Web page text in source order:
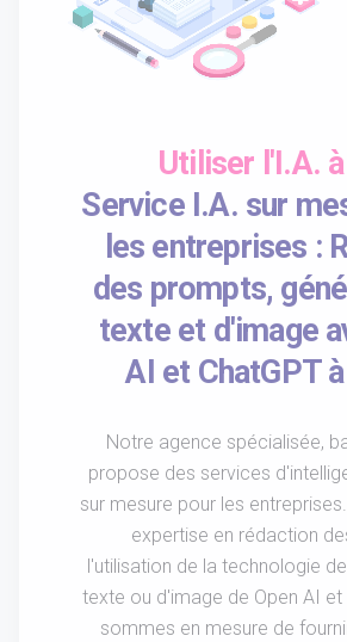
Utiliser l'I.A.
Service I.A. sur
les entreprises :
des prompts,
texte et d'image
AI et ChatGPT
Notre agence spécialisée,
propose des services
sur mesure pour les
expertise en rédaction
l'utilisation de la technologie
texte ou d'image de Open AI et
sommes en mesure de